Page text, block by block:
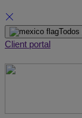
Skip
to
Todos
Client portal